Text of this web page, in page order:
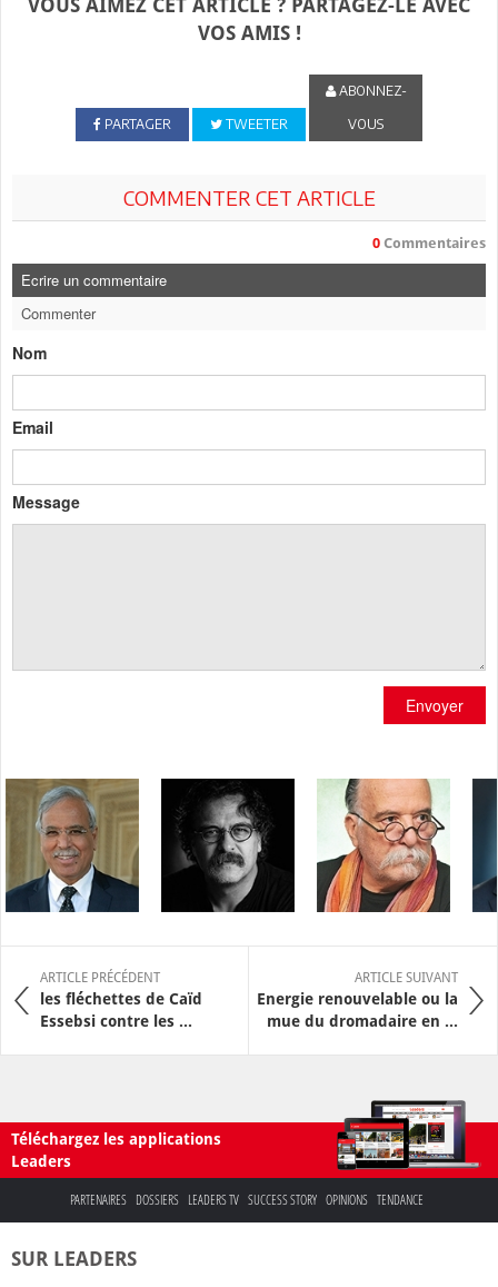
VOUS AIMEZ CET ARTICLE ? PARTAGEZ-LE AVEC
VOS AMIS !
PARTAGER TWEETER
ABONNEZ-
VOUS
COMMENTER CET ARTICLE
0 Commentaires
Ecrire un commentaire
Commenter
Nom
Email
Message
Envoyer
ARTICLE PRÉCÉDENT
les fléchettes de Caïd
Essebsi contre les ...
ARTICLE SUIVANT
Energie renouvelable ou la
mue du dromadaire en ...
Téléchargez les applications
Leaders
PARTENAIRES DOSSIERS LEADERS TV SUCCESS STORY OPINIONS TENDANCE
SUR LEADERS